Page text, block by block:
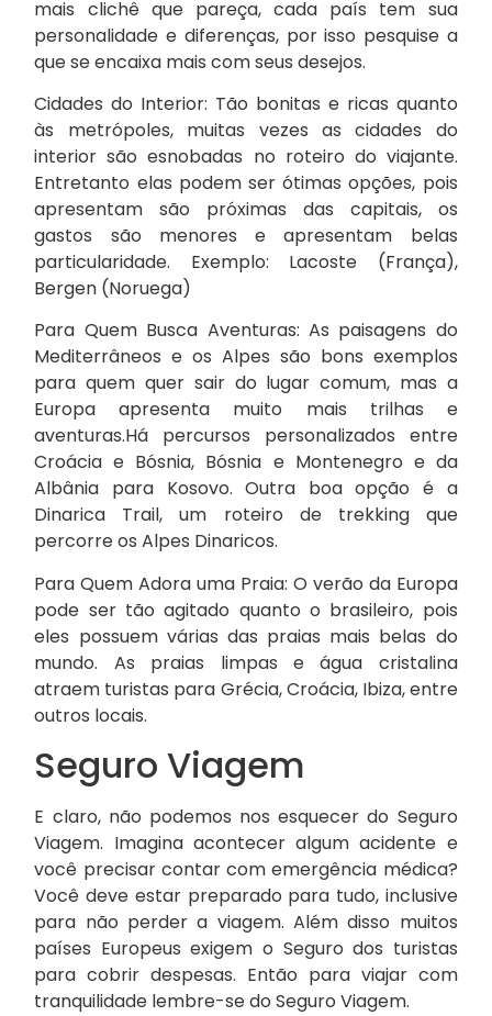
mais clichê que pareça, cada país tem sua
personalidade e diferenças, por isso pesquise a
que se encaixa mais com seus desejos.
Cidades do Interior: Tão bonitas e ricas quanto
às metrópoles, muitas vezes as cidades do
interior são esnobadas no roteiro do viajante.
Entretanto elas podem ser ótimas opções, pois
apresentam são próximas das capitais, os
gastos são menores e apresentam belas
particularidade. Exemplo: Lacoste (França),
Bergen (Noruega)
Para Quem Busca Aventuras: As paisagens do
Mediterrâneos e os Alpes são bons exemplos
para quem quer sair do lugar comum, mas a
Europa apresenta muito mais trilhas e
aventuras.Há percursos personalizados entre
Croácia e Bósnia, Bósnia e Montenegro e da
Albânia para Kosovo. Outra boa opção é a
Dinarica Trail, um roteiro de trekking que
percorre os Alpes Dinaricos.
Para Quem Adora uma Praia: O verão da Europa
pode ser tão agitado quanto o brasileiro, pois
eles possuem várias das praias mais belas do
mundo. As praias limpas e água cristalina
atraem turistas para Grécia, Croácia, Ibiza, entre
outros locais.
Seguro Viagem
E claro, não podemos nos esquecer do Seguro
Viagem. Imagina acontecer algum acidente e
você precisar contar com emergência médica?
Você deve estar preparado para tudo, inclusive
para não perder a viagem. Além disso muitos
países Europeus exigem o Seguro dos turistas
para cobrir despesas. Então para viajar com
tranquilidade lembre-se do Seguro Viagem.